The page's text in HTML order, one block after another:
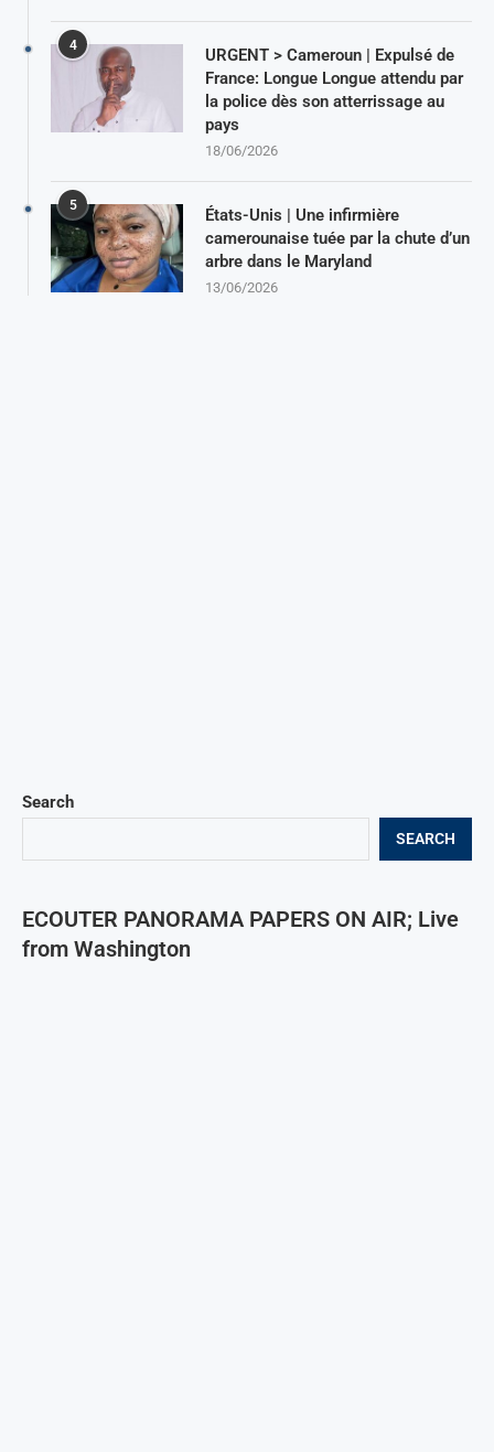
Search
SEARCH
ECOUTER PANORAMA PAPERS ON AIR; Live
from Washington
4
URGENT > Cameroun | Expulsé de
France: Longue Longue attendu par
la police dès son atterrissage au
pays
18/06/2026
5
États-Unis | Une infirmière
camerounaise tuée par la chute d’un
arbre dans le Maryland
13/06/2026